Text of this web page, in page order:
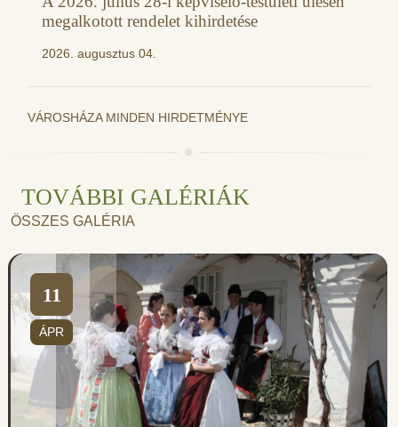
megalkotott rendelet kihirdetése
2026. augusztus 04.
VÁROSHÁZA MINDEN HIRDETMÉNYE
TOVÁBBI GALÉRIÁK
ÖSSZES GALÉRIA
11
ÁPR